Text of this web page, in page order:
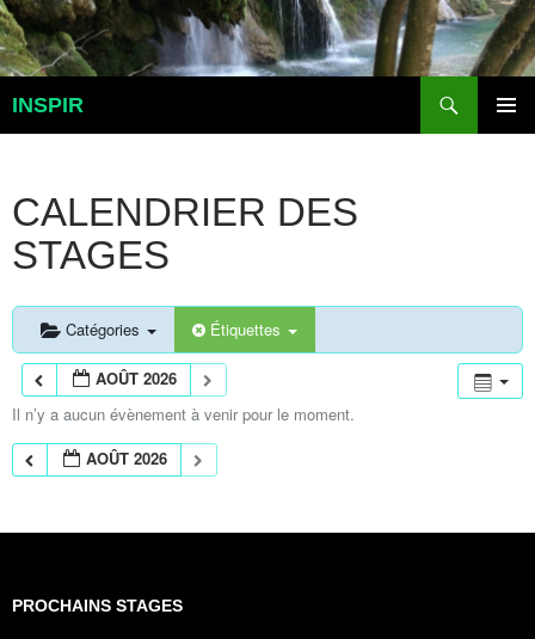
Aller
au
contenu
INSPIR
CALENDRIER DES
STAGES
Catégories Étiquettes
AOÛT 2026
Il n’y a aucun évènement à venir pour le moment.
AOÛT 2026
PROCHAINS STAGES